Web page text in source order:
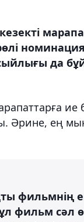
да
Әрине, ең
фильмнің
фильм сәл